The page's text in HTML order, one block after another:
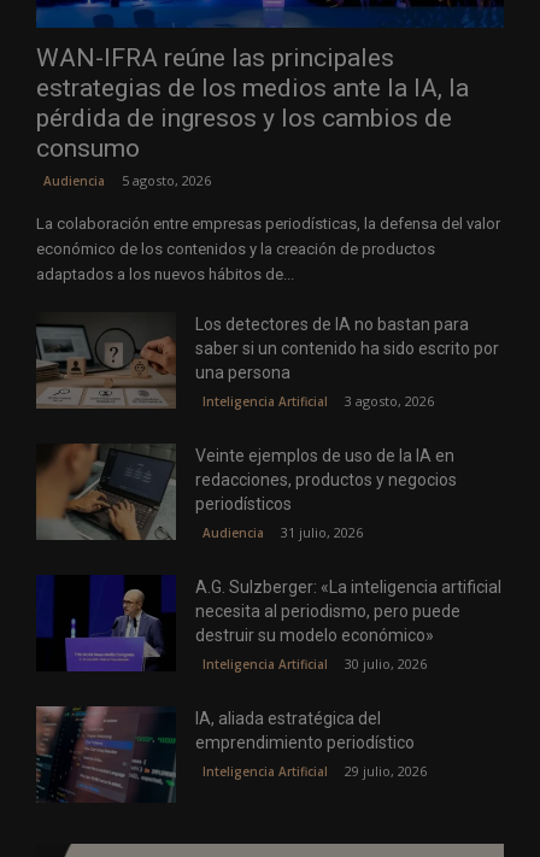
WAN-IFRA reúne las principales
estrategias de los medios ante la IA, la
pérdida de ingresos y los cambios de
consumo
Audiencia 5 agosto, 2026
La colaboración entre empresas periodísticas, la defensa del valor
económico de los contenidos y la creación de productos
adaptados a los nuevos hábitos de...
Los detectores de IA no bastan para
saber si un contenido ha sido escrito por
una persona
Inteligencia Artificial 3 agosto, 2026
Veinte ejemplos de uso de la IA en
redacciones, productos y negocios
periodísticos
Audiencia 31 julio, 2026
A.G. Sulzberger: «La inteligencia artificial
necesita al periodismo, pero puede
destruir su modelo económico»
Inteligencia Artificial 30 julio, 2026
IA, aliada estratégica del
emprendimiento periodístico
Inteligencia Artificial 29 julio, 2026